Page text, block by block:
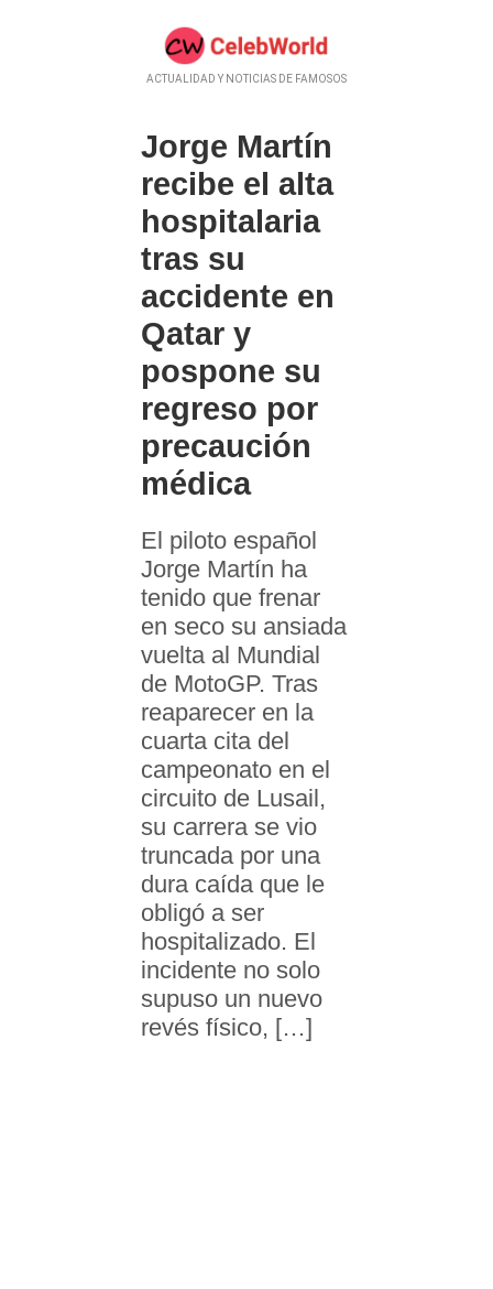
ACTUALIDAD Y NOTICIAS DE FAMOSOS
Jorge Martín
recibe el alta
hospitalaria
tras su
accidente en
Qatar y
pospone su
regreso por
precaución
médica
El piloto español
Jorge Martín ha
tenido que frenar
en seco su ansiada
vuelta al Mundial
de MotoGP. Tras
reaparecer en la
cuarta cita del
campeonato en el
circuito de Lusail,
su carrera se vio
truncada por una
dura caída que le
obligó a ser
hospitalizado. El
incidente no solo
supuso un nuevo
revés físico, […]